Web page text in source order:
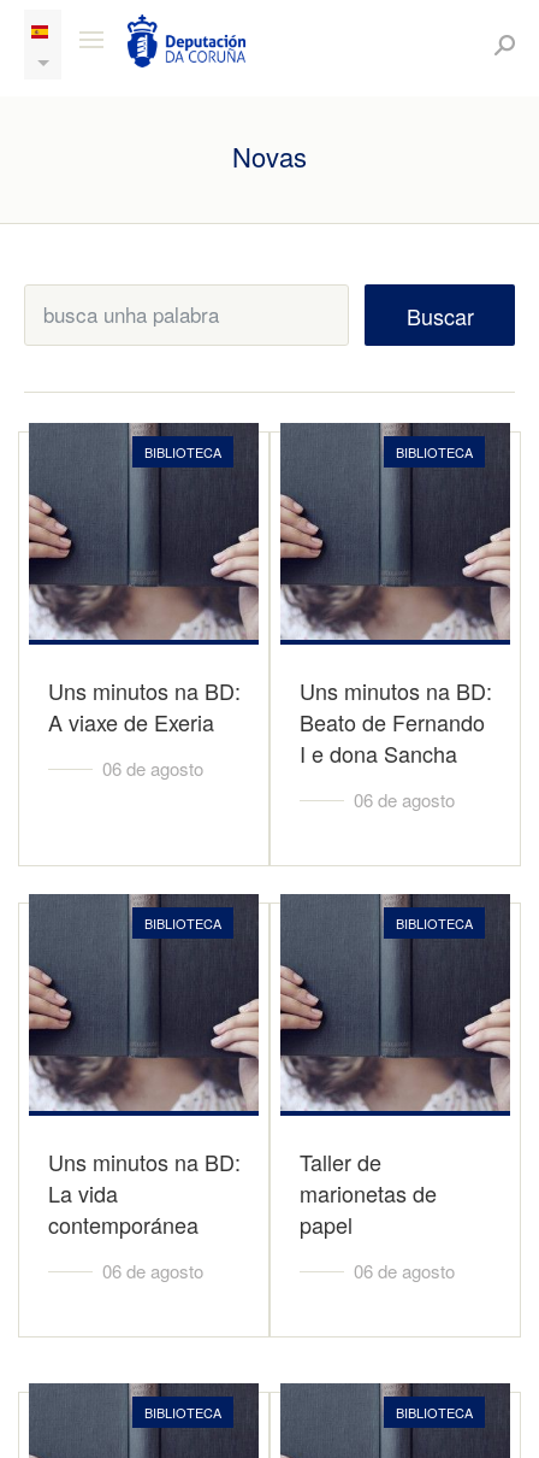
Novas
Buscar
BIBLIOTECA
Uns minutos na BD:
A viaxe de Exeria
06 de agosto
BIBLIOTECA
Uns minutos na BD:
Beato de Fernando
I e dona Sancha
06 de agosto
BIBLIOTECA
Uns minutos na BD:
La vida
contemporánea
06 de agosto
BIBLIOTECA
Taller de
marionetas de
papel
06 de agosto
BIBLIOTECA BIBLIOTECA